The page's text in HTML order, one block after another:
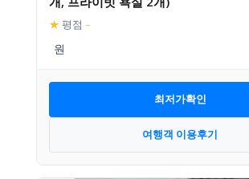
★ 평점 –
최저가확인
여행객 이용후기